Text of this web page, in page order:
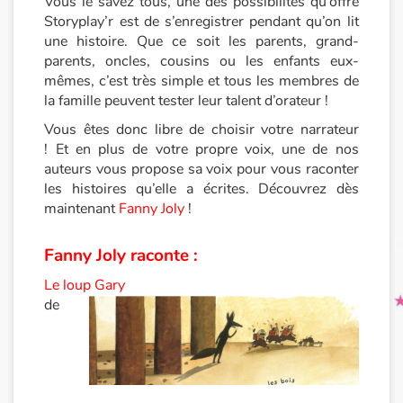
Princesses et princes, rois, reines et dragons
Ogres, monstres et sorcières
Héroïnes et héros
Écologie, nature, saisons
Les animaux
Voyage, épopée, enquête, aventure
Autour du monde
Apprentissage
Storyplay’r est de s’enregistrer pendant qu’on lit
une histoire. Que ce soit les parents, grand-
parents, oncles, cousins ou les enfants eux-
mêmes, c’est très simple et tous les membres de
la famille peuvent tester leur talent d’orateur !
Vous êtes donc libre de choisir votre narrateur
! Et en plus de votre propre voix, une de nos
auteurs vous propose sa voix pour vous raconter
les histoires qu’elle a écrites. Découvrez dès
maintenantFanny Joly !
Fanny Joly raconte :
Le loup Gary
de